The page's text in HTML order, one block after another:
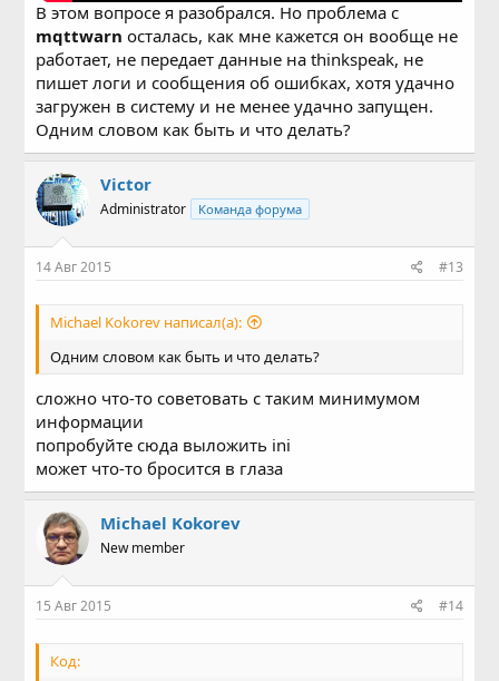
В этом вопросе я разобрался. Но проблема с
mqttwarnосталась, как мне кажется он вообще не
работает, не передает данные на thinkspeak, не
пишет логи и сообщения об ошибках, хотя удачно
загружен в систему и не менее удачно запущен.
Одним словом как быть и что делать?
Victor
Administrator Команда форума
14 Авг 2015 #13
Michael Kokorev написал(а):
Одним словом как быть и что делать?
сложно что-то советовать с таким минимумом
информации
попробуйте сюда выложить ini
может что-то бросится в глаза
Michael Kokorev
New member
15 Авг 2015 #14
Код: